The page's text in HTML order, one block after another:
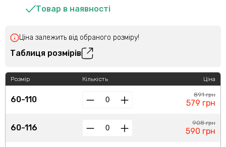
Товар в наявності
Ціна залежить від обраного розміру!
Таблиця розмірів
Розмір
60-110
60-116
Кількість Ціна
891 грн
579 грн
908 грн
590 грн